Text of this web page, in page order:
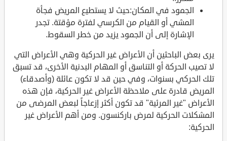
الجمود في المكان:حيث لا يستطيع المريض فجأة
المشي أو القيام من الكرسي لفترة مؤقتة. تجدر
الإشارة إلى أن الجمود يزيد من خطر السقوط.
يرى بعض الباحثين أن الأعراض غير الحركية وهي الأعراض التي
لا تصيب الحركة أو التناسق أو المهام البدنية الأخرى، قد تسبق
تلك الحركي بسنوات، وفي حين قد لا تكون عائلة (وأصدقاء)
المريض قادرة على ملاحظة الأعراض غير الحركية، فإن هذه
الأعراض "غير المرئية" قد تكون أكثر إزعاجاً لبعض المرضى من
المشكلات الحركية لمرض باركنسون. ومن أهم الأعراض غير
الحركية: